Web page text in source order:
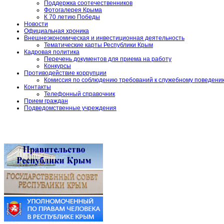
Поддержка соотечественников
Фотогалерея Крыма
К 70 летию Победы
Новости
Официальная хроника
Внешнеэкономическая и инвестиционная деятельность
Тематические карты Республики Крым
Кадровая политика
Перечень документов для приема на работу
Конкурсы
Противодействие коррупции
Комиссия по соблюдению требований к служебному
Контакты
Телефонный справочник
Прием граждан
Подведомственные учреждения